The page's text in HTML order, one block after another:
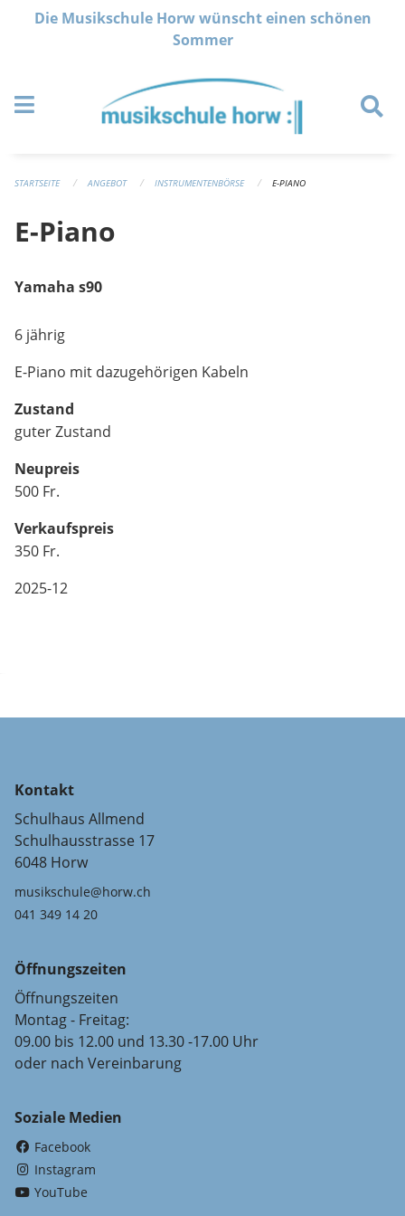
Navigation überspringen
Die Musikschule Horw wünscht einen schönen
Sommer
STARTSEITE ANGEBOT INSTRUMENTENBÖRSE E-PIANO
E-Piano
Yamaha s90
6 jährig
E-Piano mit dazugehörigen Kabeln
Zustand
guter Zustand
Neupreis
500 Fr.
Verkaufspreis
350 Fr.
2025-12
Kontakt
Schulhaus Allmend
Schulhausstrasse 17
6048 Horw
musikschule@horw.ch
041 349 14 20
Öffnungszeiten
Öffnungszeiten
Montag - Freitag:
09.00 bis 12.00 und 13.30 -17.00 Uhr
oder nach Vereinbarung
Soziale Medien
Facebook
Instagram
YouTube